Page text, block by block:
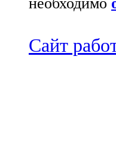
Сайт